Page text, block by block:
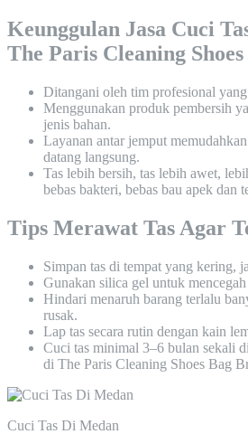
Keunggulan Jasa Cuci
The Paris Cleaning
Ditangani oleh tim profesional
Menggunakan produk pembersih
jenis bahan.
Layanan antar jemput
datang langsung.
Tas lebih bersih, tas lebih awet,
bebas bakteri, bebas bau apek dan
Tips Merawat Tas Agar
Simpan tas di tempat yang kering,
Gunakan silica gel untuk
Hindari menaruh barang terlalu
rusak.
Lap tas secara rutin dengan kain
Cuci tas minimal 3–6 bulan sekali
di The Paris Cleaning Shoes Bag
Cuci Tas Di Medan